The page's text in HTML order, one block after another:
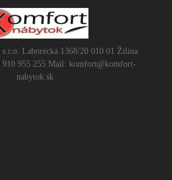
Laborecká 1368/20 010 01 Žilina
910 955 255 Mail: komfort@komfort-
nabytok.sk